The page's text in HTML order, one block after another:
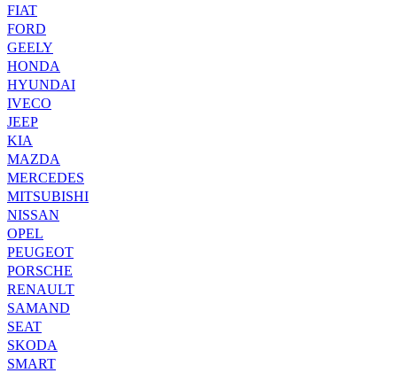
FIAT
FORD
GEELY
HONDA
HYUNDAI
IVECO
JEEP
KIA
MAZDA
MERCEDES
MITSUBISHI
NISSAN
OPEL
PEUGEOT
PORSCHE
RENAULT
SAMAND
SEAT
SKODA
SMART